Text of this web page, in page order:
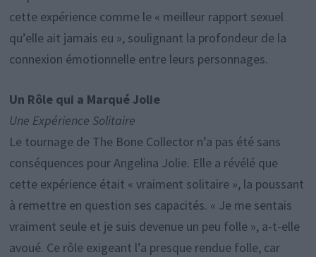
cette expérience comme le « meilleur rapport sexuel
qu’elle ait jamais eu », soulignant la profondeur de la
connexion émotionnelle entre leurs personnages.
Un Rôle qui a Marqué Jolie
Une Expérience Solitaire
Le tournage de The Bone Collector n’a pas été sans
conséquences pour Angelina Jolie. Elle a révélé que
cette expérience était « vraiment solitaire », la poussant
à remettre en question ses capacités. « Je me sentais
vraiment seule et je suis devenue un peu folle », a-t-elle
avoué. Ce rôle exigeant l’a presque rendue folle, car